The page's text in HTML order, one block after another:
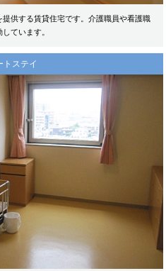
供する賃貸住宅です。介護職員や看護職
ています。
トステイ